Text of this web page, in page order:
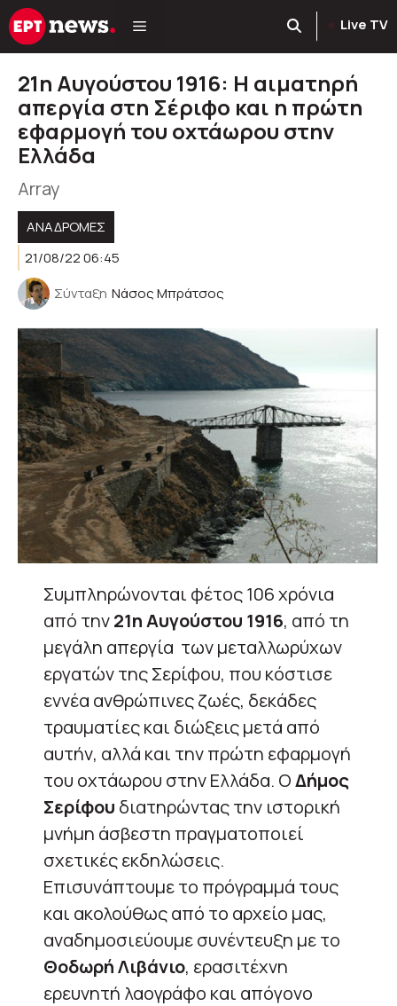
Μετάβαση
σε
Live TV
21η Αυγούστου 1916: H αιματηρή
απεργία στη Σέριφο και η πρώτη
εφαρμογή του οχτάωρου στην
Ελλάδα
Array
ΑΝΑΔΡΟΜΈΣ
21/08/22 06:45
Σύνταξη Νάσος Μπράτσος
Συμπληρώνονται φέτος 106 χρόνια
από την21η Αυγούστου 1916, από τη
μεγάλη απεργία των μεταλλωρύχων
εργατών της Σερίφου, που κόστισε
εννέα ανθρώπινες ζωές, δεκάδες
τραυματίες και διώξεις μετά από
αυτήν, αλλά και την πρώτη εφαρμογή
του οχτάωρου στην Ελλάδα. ΟΔήμος
Σερίφου διατηρώντας την ιστορική
μνήμη άσβεστη πραγματοποιεί
σχετικές εκδηλώσεις.
Επισυνάπτουμε το πρόγραμμά τους
και ακολούθως από το αρχείο μας,
αναδημοσιεύουμε συνέντευξη με το
Θοδωρή Λιβάνιο, ερασιτέχνη
ερευνητή λαογράφο και απόγονο